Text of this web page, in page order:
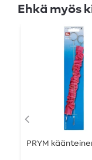
Ehkä myös
PRYM